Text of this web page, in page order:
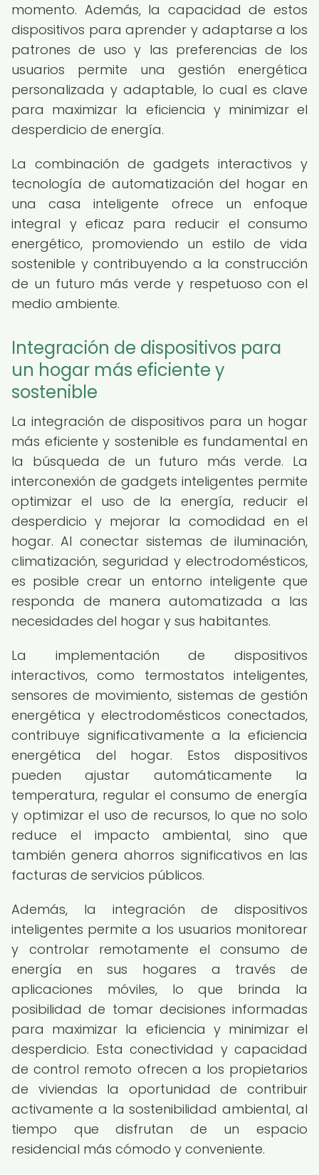
momento. Además, la capacidad de estos
dispositivos para aprender y adaptarse a los
patrones de uso y las preferencias de los
usuarios permite una gestión energética
personalizada y adaptable, lo cual es clave
para maximizar la eficiencia y minimizar el
desperdicio de energía.
La combinación de gadgets interactivos y
tecnología de automatización del hogar en
una casa inteligente ofrece un enfoque
integral y eficaz para reducir el consumo
energético, promoviendo un estilo de vida
sostenible y contribuyendo a la construcción
de un futuro más verde y respetuoso con el
medio ambiente.
Integración de dispositivos para
un hogar más eficiente y
sostenible
La integración de dispositivos para un hogar
más eficiente y sostenible es fundamental en
la búsqueda de un futuro más verde. La
interconexión de gadgets inteligentes permite
optimizar el uso de la energía, reducir el
desperdicio y mejorar la comodidad en el
hogar. Al conectar sistemas de iluminación,
climatización, seguridad y electrodomésticos,
es posible crear un entorno inteligente que
responda de manera automatizada a las
necesidades del hogar y sus habitantes.
La implementación de dispositivos
interactivos, como termostatos inteligentes,
sensores de movimiento, sistemas de gestión
energética y electrodomésticos conectados,
contribuye significativamente a la eficiencia
energética del hogar. Estos dispositivos
pueden ajustar automáticamente la
temperatura, regular el consumo de energía
y optimizar el uso de recursos, lo que no solo
reduce el impacto ambiental, sino que
también genera ahorros significativos en las
facturas de servicios públicos.
Además, la integración de dispositivos
inteligentes permite a los usuarios monitorear
y controlar remotamente el consumo de
energía en sus hogares a través de
aplicaciones móviles, lo que brinda la
posibilidad de tomar decisiones informadas
para maximizar la eficiencia y minimizar el
desperdicio. Esta conectividad y capacidad
de control remoto ofrecen a los propietarios
de viviendas la oportunidad de contribuir
activamente a la sostenibilidad ambiental, al
tiempo que disfrutan de un espacio
residencial más cómodo y conveniente.